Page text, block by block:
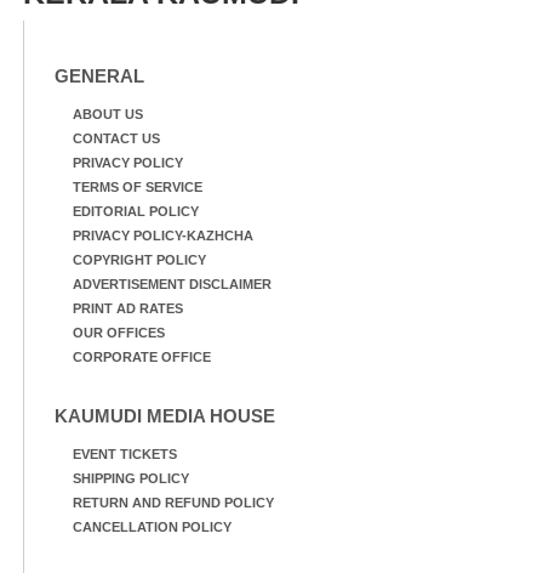
മത്സരത്തിനിടെ സിന്തറ്റിക്
ട്രാക്കിന് കുറുകെ ഓടുന്ന
GENERAL
ABOUT US
CONTACT US
PRIVACY POLICY
TERMS OF SERVICE
EDITORIAL POLICY
PRIVACY POLICY-KAZHCHA
COPYRIGHT POLICY
ADVERTISEMENT DISCLAIMER
PRINT AD RATES
OUR OFFICES
CORPORATE OFFICE
KAUMUDI MEDIA HOUSE
EVENT TICKETS
SHIPPING POLICY
RETURN AND REFUND POLICY
CANCELLATION POLICY